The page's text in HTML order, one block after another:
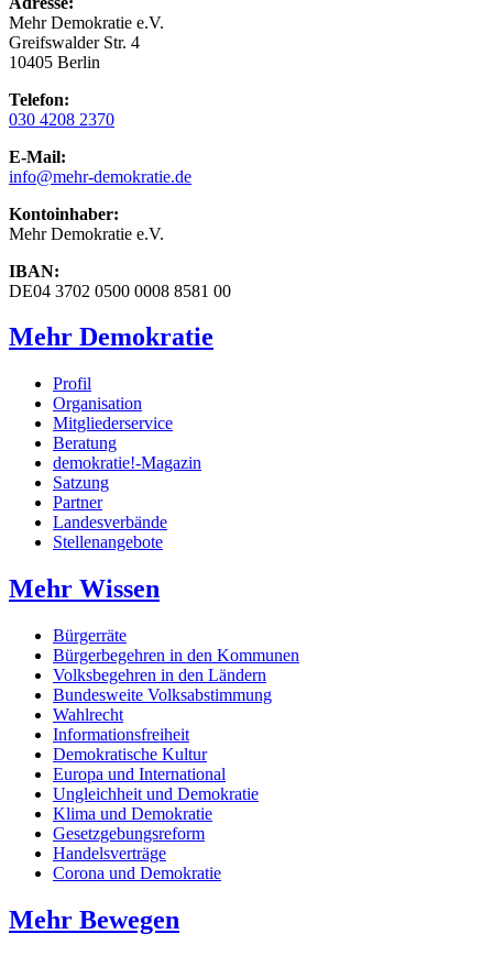
Mehr Demokratie e.V.
Greifswalder Str. 4
10405 Berlin
Telefon:
030 4208 2370
E-Mail:
info@mehr-demokratie.de
Kontoinhaber:
Mehr Demokratie e.V.
IBAN:
DE04 3702 0500 0008 8581 00
Mehr Demokratie
Profil
Organisation
Mitgliederservice
Beratung
demokratie!-Magazin
Satzung
Partner
Landesverbände
Stellenangebote
Mehr Wissen
Bürgerräte
Bürgerbegehren in den Kommunen
Volksbegehren in den Ländern
Bundesweite Volksabstimmung
Wahlrecht
Informationsfreiheit
Demokratische Kultur
Europa und International
Ungleichheit und Demokratie
Klima und Demokratie
Gesetzgebungsreform
Handelsverträge
Corona und Demokratie
Mehr Bewegen